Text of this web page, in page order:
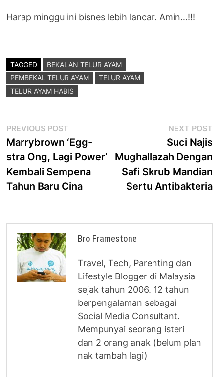
Harap minggu ini bisnes lebih lancar. Amin…!!!
TAGGED
BEKALAN TELUR AYAM
PEMBEKAL TELUR AYAM
TELUR AYAM
TELUR AYAM HABIS
Post
navigation
PREVIOUS POST
post:
Marrybrown ‘Egg-
stra Ong, Lagi Power’
Kembali Sempena
Tahun Baru Cina
NEXT POST
Suci Najis
Mughallazah Dengan
Safi Skrub Mandian
Sertu Antibakteria
Bro Framestone
Travel, Tech, Parenting dan
Lifestyle Blogger di Malaysia
sejak tahun 2006. 12 tahun
berpengalaman sebagai
Social Media Consultant.
Mempunyai seorang isteri
dan 2 orang anak (belum plan
nak tambah lagi)